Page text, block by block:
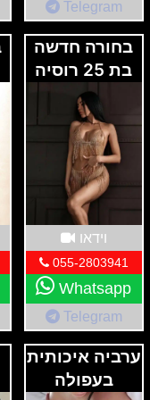
Telegram
‏בחורה חדשה
בת 25 רוסיה
בחיפה
וידאו
055-2803941
Whatsapp
Telegram
ערביה איכותית
בעפולה